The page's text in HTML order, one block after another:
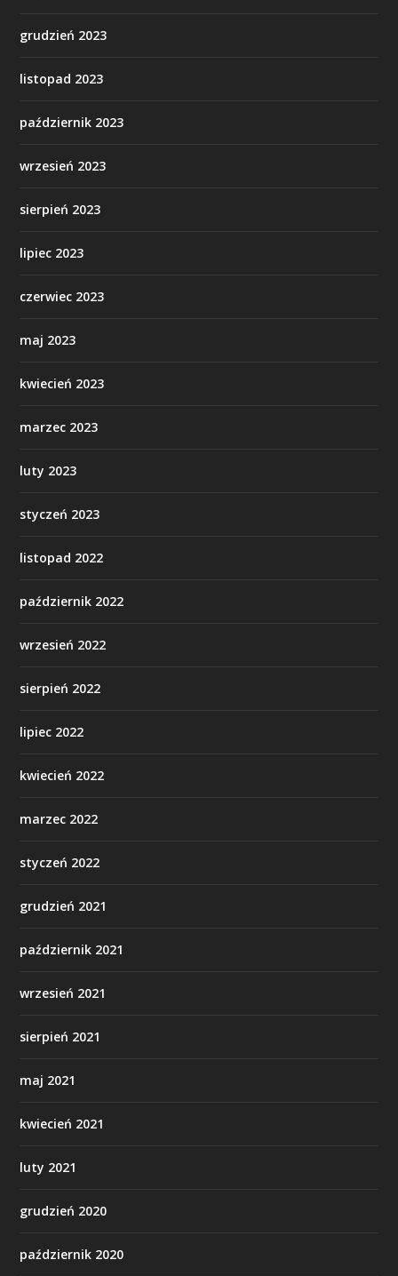
grudzień 2023
listopad 2023
październik 2023
wrzesień 2023
sierpień 2023
lipiec 2023
czerwiec 2023
maj 2023
kwiecień 2023
marzec 2023
luty 2023
styczeń 2023
listopad 2022
październik 2022
wrzesień 2022
sierpień 2022
lipiec 2022
kwiecień 2022
marzec 2022
styczeń 2022
grudzień 2021
październik 2021
wrzesień 2021
sierpień 2021
maj 2021
kwiecień 2021
luty 2021
grudzień 2020
październik 2020